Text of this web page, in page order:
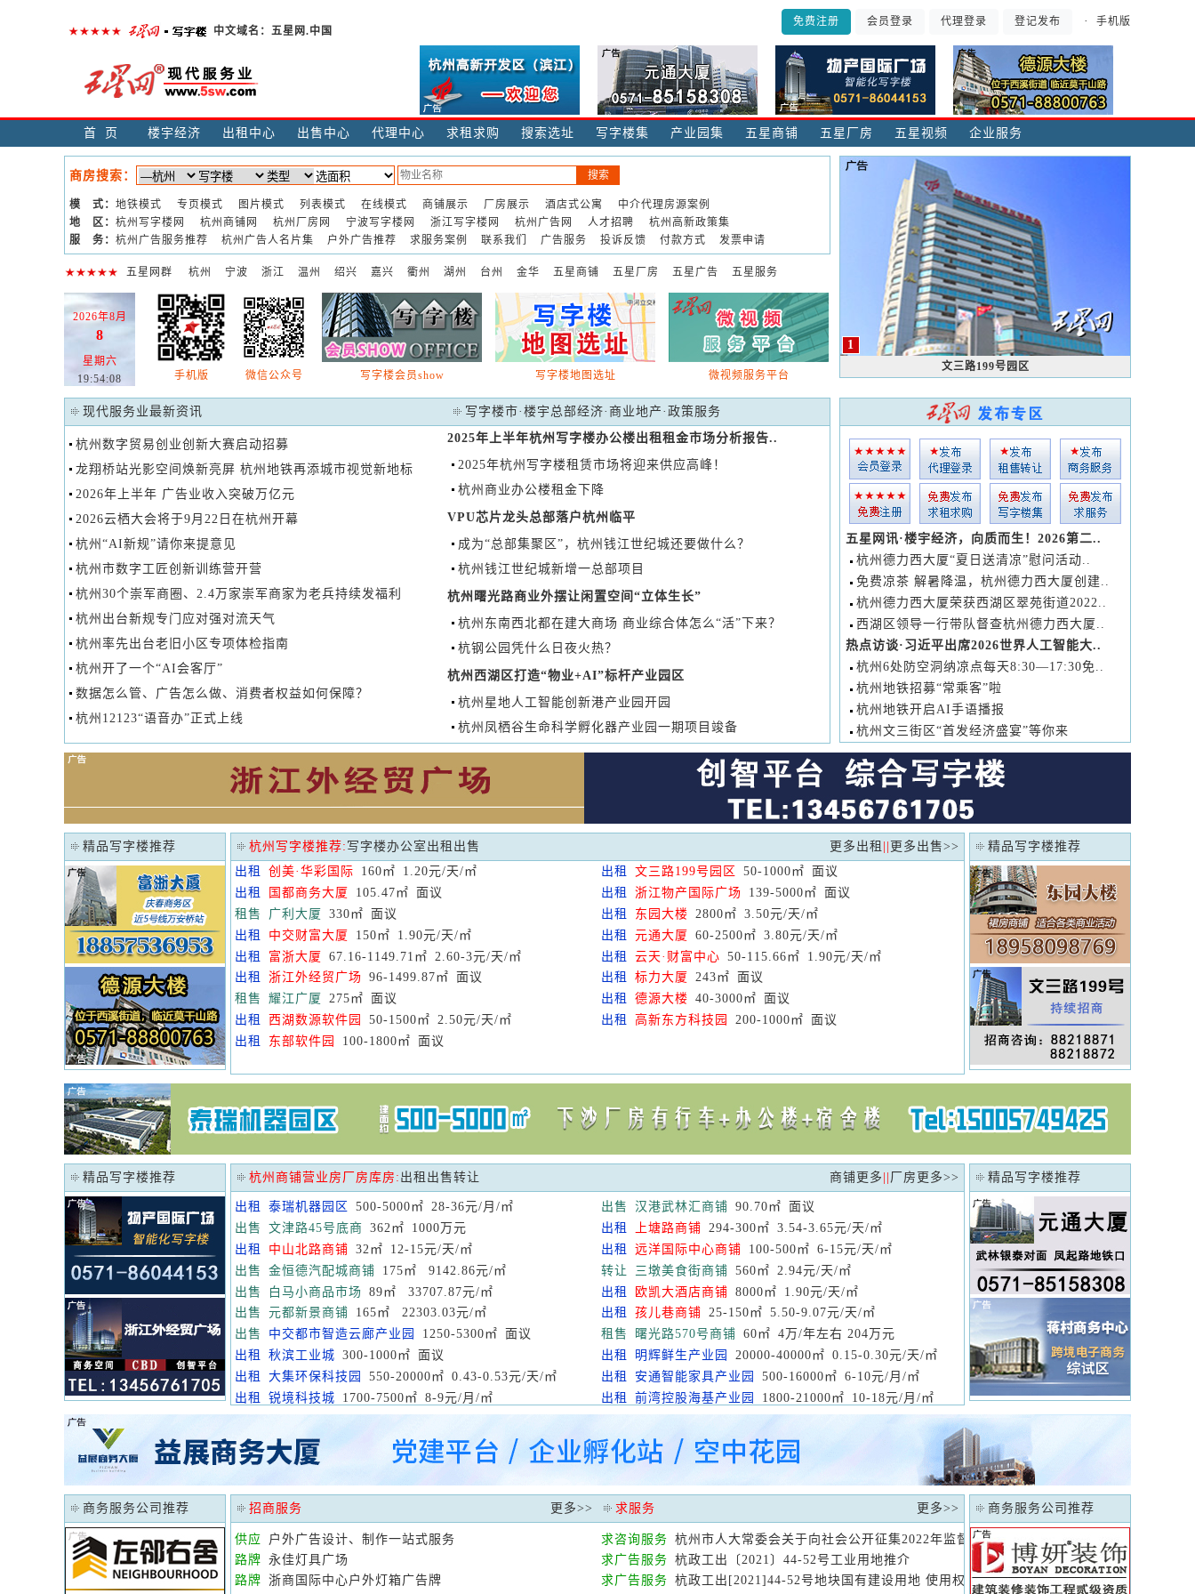
中文域名： 五星网.中国
免费注册 会员登录 代理登录 登记发布 · 手机版
首页 楼宇经济 出租中心 出售中心 代理中心 求租求购 搜索选址 写字楼集 产业园集 五星商铺 五星厂房 五星视频 企业服务
商房搜索：
模 式： 地铁模式 专页模式 图片模式 列表模式 在线模式 商铺展示 厂房展示 酒店式公寓
中介代理房源案例
地 区： 杭州写字楼网 杭州商铺网 杭州厂房网 宁波写字楼网 浙江写字楼网 杭州广告网 人才招聘
杭州高新政策集
服 务： 杭州广告服务推荐 杭州广告人名片集 户外广告推荐 求服务案例 联系我们 广告服务 投诉反馈 付款方式 发票申请
五星网群 杭州 宁波 浙江 温州 绍兴 嘉兴 衢州 湖州 台州 金华 五星商铺 五星厂房 五星广告 五星服务
2026年8月
8
星期六
19:54:09
手机版 微信公众号 写字楼会员show 写字楼地图选址 微视频服务平台
1
文三路199号园区
现代服务业最新资讯
杭州数字贸易创业创新大赛启动招募
龙翔桥站光影空间焕新亮屏 杭州地铁再添城市视觉新地标
2026年上半年 广告业收入突破万亿元
2026云栖大会将于9月22日在杭州开幕
杭州“AI新规”请你来提意见
杭州市数字工匠创新训练营开营
杭州30个崇军商圈、2.4万家崇军商家为老兵持续发福利
杭州出台新规专门应对强对流天气
杭州率先出台老旧小区专项体检指南
杭州开了一个“AI会客厅”
数据怎么管、广告怎么做、消费者权益如何保障？
杭州12123“语音办”正式上线
写字楼市· 楼宇总部经济· 商业地产 · 政策服务
2025年上半年杭州写字楼办公楼出租租金市场分析报告..
2025年杭州写字楼租赁市场将迎来供应高峰！
杭州商业办公楼租金下降
VPU芯片龙头总部落户杭州临平
成为“总部集聚区”，杭州钱江世纪城还要做什么？
杭州钱江世纪城新增一总部项目
杭州曙光路商业外摆让闲置空间“立体生长”
杭州东南西北都在建大商场 商业综合体怎么“活”下来？
杭钢公园凭什么日夜火热？
杭州西湖区打造“物业+AI”标杆产业园区
杭州星地人工智能创新港产业园开园
杭州凤栖谷生命科学孵化器产业园一期项目竣备
五星网讯·楼宇经济，向质而生！2026第二..
杭州德力西大厦“夏日送清凉”慰问活动..
免费凉茶 解暑降温，杭州德力西大厦创建..
杭州德力西大厦荣获西湖区翠苑街道2022..
西湖区领导一行带队督查杭州德力西大厦..
热点访谈·习近平出席2026世界人工智能大..
杭州6处防空洞纳凉点每天8:30—17:30免..
杭州地铁招募“常乘客”啦
杭州地铁开启AI手语播报
杭州文三街区“首发经济盛宴”等你来
精品写字楼推荐 杭州写字楼推荐: 写字楼办公室出租出售 更多出租 更多出售>>
出租
创美·华彩国际 160㎡ 1.20元/天/㎡ 出租 文三路199号园区
50-1000㎡ 面议
出租
国都商务大厦 105.47㎡ 面议 出租 浙江物产国际广场 139-5000㎡ 面议
租售
广利大厦 330㎡ 面议 出租 东园大楼 2800㎡ 3.50元/天/㎡
出租
中交财富大厦 150㎡ 1.90元/天/㎡ 出租 元通大厦 60-2500㎡ 3.80元/天/㎡
出租
富浙大厦 67.16-1149.71㎡ 2.60-3元/天/㎡ 出租 云天·财富中心 50-115.66㎡ 1.90元/天/㎡
出租
浙江外经贸广场 96-1499.87㎡ 面议 出租 标力大厦
243㎡ 面议
租售
耀江广厦 275㎡ 面议 出租 德源大楼 40-3000㎡ 面议
出租
西湖数源软件园 50-1500㎡ 2.50元/天/㎡ 出租 高新东方科技园
200-1000㎡ 面议
出租
东部软件园 100-1800㎡ 面议
精品写字楼推荐
精品写字楼推荐 杭州商铺营业房厂房库房: 出租出售转让 商铺更多 厂房更多>>
出租 泰瑞机器园区 500-5000㎡ 28-36元/月/㎡ 出售 汉港武林汇商铺 90.70㎡ 面议
出售
文津路45号底商 362㎡ 1000万元 出租 上塘路商铺 294-300㎡ 3.54-3.65元/天/㎡
出租
中山北路商铺 32㎡ 12-15元/天/㎡ 出租 远洋国际中心商铺 100-500㎡ 6-15元/天/㎡
出售
金恒德汽配城商铺 175㎡ 9142.86元/㎡ 转让 三墩美食街商铺 560㎡ 2.94元/天/㎡
出售
白马小商品市场 89㎡ 33707.87元/㎡ 出租 欧凯大酒店商铺 8000㎡ 1.90元/天/㎡
出售
元都新景商铺 165㎡ 22303.03元/㎡ 出租 孩儿巷商铺 25-150㎡ 5.50-9.07元/天/㎡
出售
中交都市智造云廊产业园 1250-5300㎡ 面议 租售 曙光路570号商铺 60㎡ 4万/年左右 204万元
出租
秋滨工业城 300-1000㎡ 面议 出租 明辉鲜生产业园
20000-40000㎡ 0.15-0.30元/天/㎡
出租
大集环保科技园 550-20000㎡ 0.43-0.53元/天/㎡ 出租 安通智能家具产业园
500-16000㎡ 6-10元/月/㎡
出租
锐境科技城 1700-7500㎡ 8-9元/月/㎡ 出租 前湾控股海基产业园 1800-21000㎡ 10-18元/月/㎡
精品写字楼推荐
商务服务公司推荐 招商服务 更多>>
供应 户外广告设计、制作一站式服务
路牌 永佳灯具广场
路牌 浙商国际中心户外灯箱广告牌
求服务 更多>>
求咨询服务 杭州市人大常委会关于向社会公开征集2022年监督议题建议的公告
求广告服务 杭政工出〔2021〕44-52号工业用地推介
求广告服务 杭政工出[2021]44-52号地块国有建设用地 使用权挂牌出让公告
商务服务公司推荐